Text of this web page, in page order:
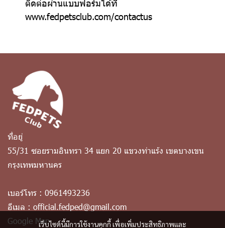
ติดต่อผ่านแบบฟอร์มได้ที่
www.fedpetsclub.com/contactus
เว็บไซต์นี้มีการใช้งานคุกกี้ เพื่อเพิ่มประสิทธิภาพและ
ที่อยู่
55/31 ซอยรามอินทรา 34 แยก 20 แขวงท่าแร้ง เขตบางเขน
กรุงเทพมหานคร
เบอร์โทร : 0961493236
อีเมล : official.fedped@gmail.com
Google Map